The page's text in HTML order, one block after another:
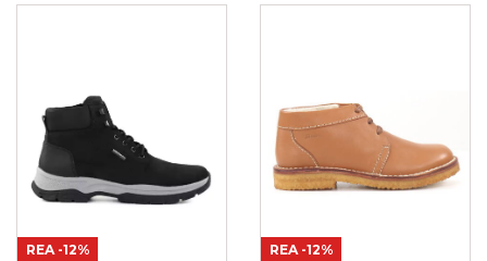
REA -12% REA -12%